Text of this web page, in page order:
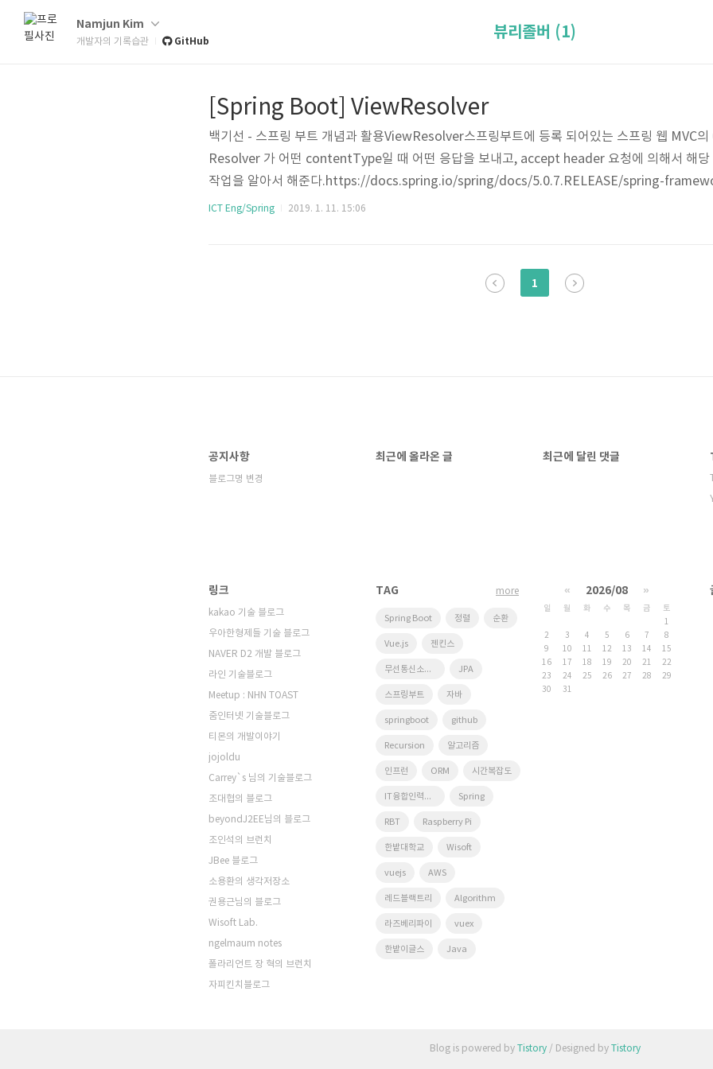
Namjun Kim
개발자의 기록습관 GitHub 뷰리졸버 (1)
[Spring Boot] ViewResolver
백기선 - 스프링 부트 개념과 활용ViewResolver스프링부트에 등록 되어있는 스프링 웹
Resolver 가 어떤 contentType일 때 어떤 응답을 보내고, accept header 요청에 의해서 해당
작업을 알아서 해준다.https://docs.spring.io/spring/docs/5.0.7.RELEASE/spring-
mvc-multiple-representations그래서 Accept header를 XML 타입으로 설정하고 xpath를 이
ICT Eng/Spring 2019. 1. 11. 15:06
1
공지사항
블로그명 변경
최근에 올라온 글 최근에 달린 댓글
링크
kakao 기술 블로그
우아한형제들 기술 블로그
NAVER D2 개발 블로그
라인 기술블로그
Meetup : NHN TOAST
줌인터넷 기술블로그
티몬의 개발이야기
jojoldu
Carrey`s 님의 기술블로그
조대협의 블로그
beyondJ2EE님의 블로그
조인석의 브런치
JBee 블로그
소용환의 생각저장소
권용근님의 블로그
Wisoft Lab.
ngelmaum notes
폴라리언트 장 혁의 브런치
자피킨치블로그
TAG
Spring Boot 정렬 순환
Vue.js 젠킨스
무선통신소프트웨어연구실 JPA
스프링부트 자바
springboot github
Recursion 알고리즘
인프런 ORM 시간복잡도
IT융합인력양성사업단 Spring
RBT Raspberry Pi
한밭대학교 Wisoft
vuejs AWS
레드블랙트리 Algorithm
라즈베리파이 vuex
한밭이글스 Java
more « 2026/08 »
일 월 화 수 목 금
토
1
2
3 4 5 6 7
8
9
10 11 12 13 14
15
16
17 18 19 20 21
22
23
24 25 26 27 28
29
30
31
Blog is powered by Tistory/ Designed by Tistory